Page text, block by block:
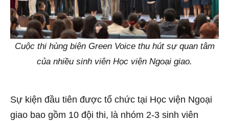
Cuộc thi hùng biện Green Voice thu hút sự quan tâm
của nhiều sinh viên Học viện Ngoại giao.
Sự kiện đầu tiên được tổ chức tại Học viện Ngoại
giao bao gồm 10 đội thi, là nhóm 2-3 sinh viên